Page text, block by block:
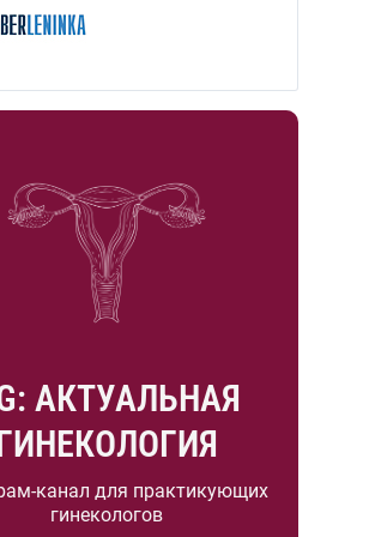
АКТУАЛЬНАЯ
канал для практикующих
гинекологов